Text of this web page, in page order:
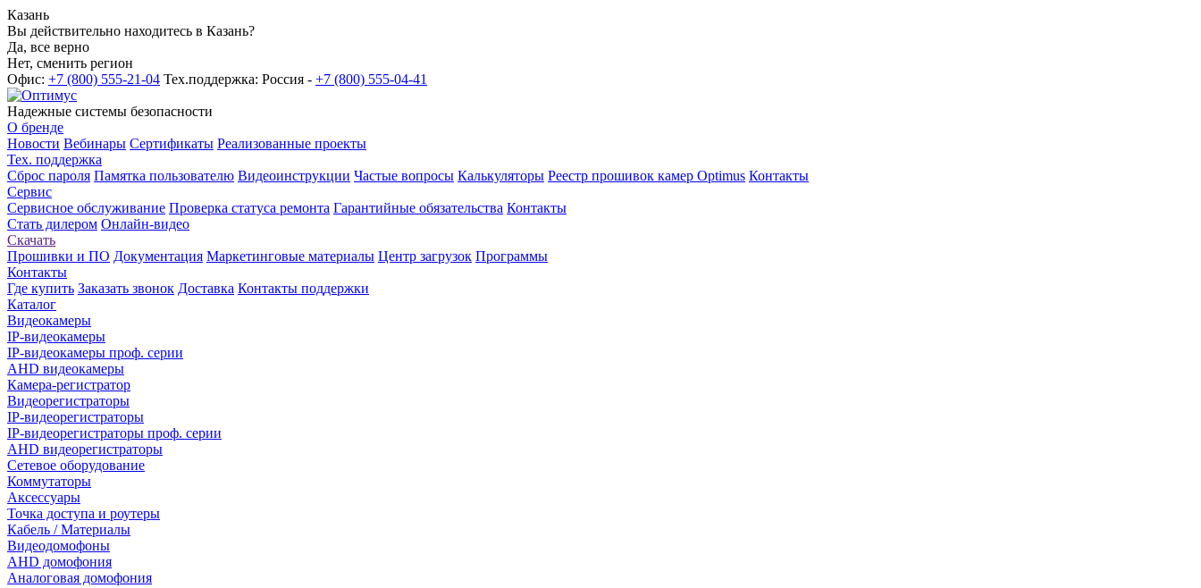
Казань
Вы действительно находитесь в Казань?
Да, все верно
Нет, сменить регион
Офис: +7 (800) 555-21-04 Тех.поддержка: Россия - +7 (800) 555-04-41
Надежные системы безопасности
О бренде
Новости Вебинары Сертификаты Реализованные проекты
Тех. поддержка
Сброс пароля Памятка пользователю Видеоинструкции Частые вопросы Калькуляторы Реестр прошивок камер Optimus Контакты
Сервис
Сервисное обслуживание Проверка статуса ремонта Гарантийные обязательства Контакты
Стать дилером Онлайн-видео
Скачать
Прошивки и ПО Документация Маркетинговые материалы Центр загрузок Программы
Контакты
Где купить Заказать звонок Доставка Контакты поддержки
Каталог
Видеокамеры
IP-видеокамеры
IP-видеокамеры проф. серии
AHD видеокамеры
Камера-регистратор
Видеорегистраторы
IP-видеорегистраторы
IP-видеорегистраторы проф. серии
AHD видеорегистраторы
Сетевое оборудование
Коммутаторы
Аксессуары
Точка доступа и роутеры
Кабель / Материалы
Видеодомофоны
AHD домофония
Аналоговая домофония